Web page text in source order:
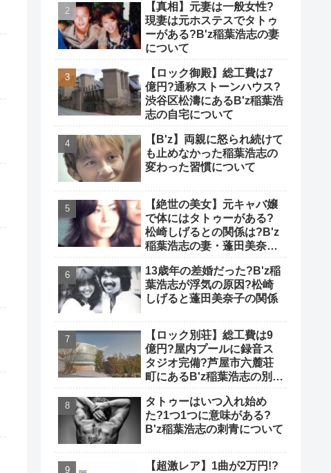
【真相】元妻は一般女性?
現妻は元ホステスでタトゥ
ーがある?B'z稲葉浩志の妻
について
【ロック御殿】総工費は7
億円?通称ストーンハウス?
渋谷区松濤にあるB'z稲葉浩
志の自宅について
【B'z】両親に怒られ続けて
も止めなかった稲葉浩志の
変わった習慣について
【絶世の美女】元キャバ嬢
で体にはタトゥーがある?
松崎しげるとの関係は?B'z
稲葉浩志の妻・蓬田美奈子
13歳年の差婚だった?B'z稲
葉浩志が浮気の原因?松崎
しげると蓬田美奈子の関係
【ロック別荘】総工費は9
億円?屋内プールに録音ス
タジオ完備?芦屋市六麓荘
町にあるB'z稲葉浩志の別荘
タトゥーはいつ入れ始め
た?1つ1つに意味がある?
B'z稲葉浩志の刺青について
【超激レア】1曲が2万円!?